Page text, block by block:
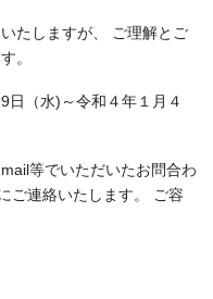
たしますが、 ご理解とご
。
日（水)～令和４年１月４
等でいただいたお問合わ
ご連絡いたします。 ご容